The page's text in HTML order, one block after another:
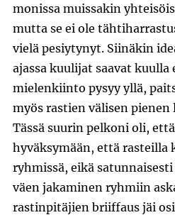
monissa muissakin
mutta se ei ole
vielä pesiytynyt. Siinäkin
ajassa kuulijat saavat kuulla
mielenkiinto pysyy yllä,
myös rastien välisen
Tässä suurin pelkoni oli,
hyväksymään, että rasteilla
ryhmissä, eikä
väen jakaminen ryhmiin
rastinpitäjien briiffaus jäi